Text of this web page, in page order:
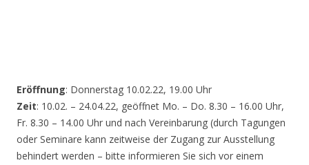
Eröffnung: Donnerstag 10.02.22, 19.00 Uhr
Zeit: 10.02. – 24.04.22, geöffnet Mo. – Do. 8.30 – 16.00 Uhr,
Fr. 8.30 – 14.00 Uhr und nach Vereinbarung (durch Tagungen
oder Seminare kann zeitweise der Zugang zur Ausstellung
behindert werden – bitte informieren Sie sich vor einem